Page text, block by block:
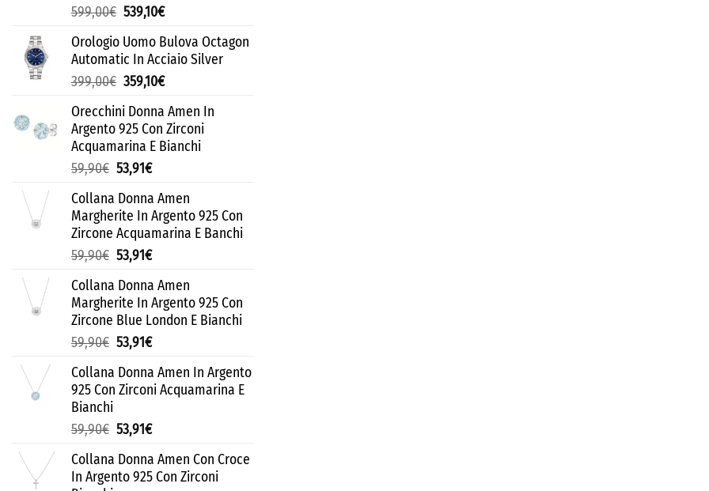
599,00€ 539,10€
Orologio Uomo Bulova Octagon
Automatic In Acciaio Silver
399,00€ 359,10€
Orecchini Donna Amen In
Argento 925 Con Zirconi
Acquamarina E Bianchi
59,90€ 53,91€
Collana Donna Amen
Margherite In Argento 925 Con
Zircone Acquamarina E Banchi
59,90€ 53,91€
Collana Donna Amen
Margherite In Argento 925 Con
Zircone Blue London E Bianchi
59,90€ 53,91€
Collana Donna Amen In Argento
925 Con Zirconi Acquamarina E
Bianchi
59,90€ 53,91€
Collana Donna Amen Con Croce
In Argento 925 Con Zirconi